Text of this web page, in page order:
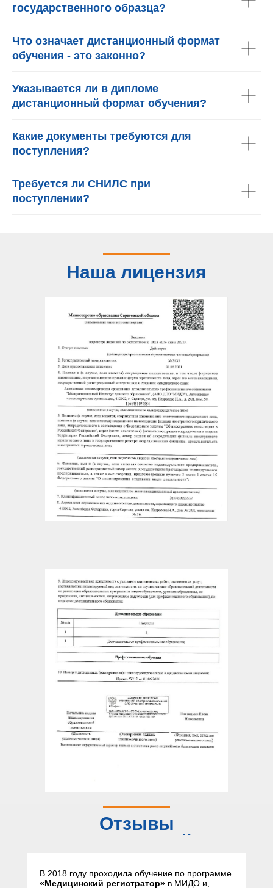
государственного образца?
Что означает дистанционный формат
обучения - это законно?
Указывается ли в дипломе
дистанционный формат обучения?
Какие документы требуются для
поступления?
Требуется ли СНИЛС при
поступлении?
Наша лицензия
Отзывы
слушателей
В 2018 году проходила обучение по программе
«Медицинский регистратор» в МИДО и,